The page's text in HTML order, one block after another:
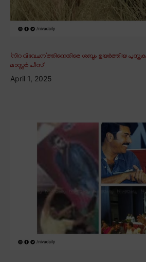
‘നിറ വിവേചന’ത്തിനെതിരെ ശബ്ദം ഉയർത്തിയ
മാസ്റ്റർ പീസ്
April 1, 2025